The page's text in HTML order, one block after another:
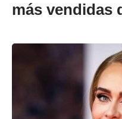
más vendidas